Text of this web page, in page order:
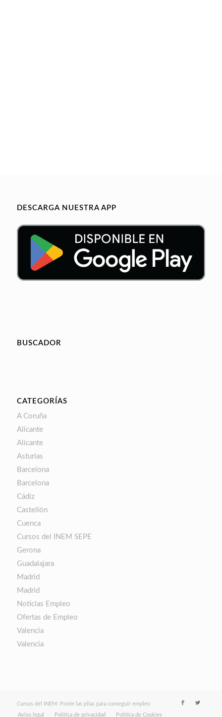
DESCARGA NUESTRA APP
BUSCADOR
CATEGORÍAS
A Coruña
Alicante
Alicante
Asturias
Barcelona
Barcelona
Cádiz
Castellón
Cuenca
Cursos del INEM SEPE
Gerona
Guadalajara
Madrid
Madrid
Noticias Empleo
Ofertas de Empleo
Valencia
Valencia
Cursos del INEM: Ponte las pilas para conseguir empleo
Aviso legal
Política de privacidad Política de Cookies